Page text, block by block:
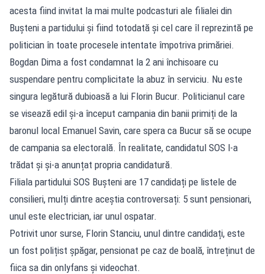
acesta fiind invitat la mai multe podcasturi ale filialei din
Bușteni a partidului și fiind totodată și cel care îl reprezintă pe
politician în toate procesele intentate împotriva primăriei.
Bogdan Dima a fost condamnat la 2 ani închisoare cu
suspendare pentru complicitate la abuz în serviciu. Nu este
singura legătură dubioasă a lui Florin Bucur. Politicianul care
se visează edil și-a început campania din banii primiți de la
baronul local Emanuel Savin, care spera ca Bucur să se ocupe
de campania sa electorală. În realitate, candidatul SOS l-a
trădat și și-a anunțat propria candidatură.
Filiala partidului SOS Bușteni are 17 candidați pe listele de
consilieri, mulți dintre aceștia controversați: 5 sunt pensionari,
unul este electrician, iar unul ospatar.
Potrivit unor surse, Florin Stanciu, unul dintre candidați, este
un fost polițist șpăgar, pensionat pe caz de boală, întreținut de
fiica sa din onlyfans și videochat.